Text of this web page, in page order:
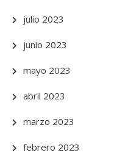
julio 2023
junio 2023
mayo 2023
abril 2023
marzo 2023
febrero 2023